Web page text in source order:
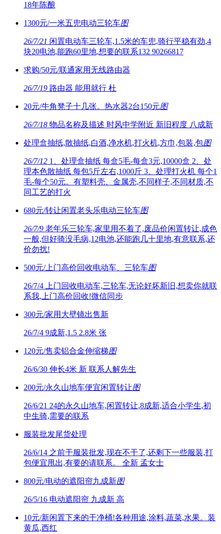
18年陈酿
1300元/一米五兜电动三轮车图
26/7/21 闲置电动车三轮车,1.5米的车兜,骑行平稳有劲,4
块20电池,能跑60里地,想要的联系132 90266817
求购/50元/联通家用无线路由器
26/7/19 路由器 能用就行 杜
20元/牛角凳子十几张。热水器2台150元图
26/7/18 物品名称及描述 时风中学附近 新旧程度 八成新
处理盒抽纸,散抽纸,白酒,净水机,打火机,方巾,包装,包图
26/7/12 1、处理盒抽纸 每盒5毛-每盒3元,10000盒 2、处
理本色散抽纸 每包5斤左右,1000斤 3、处理打火机 每个1
毛-每个50元。有塑料壳、金属壳,不同样子,不同材质,不
同工艺的打火
680元/转让闲置老头乐电动三轮车图
26/7/9 老年乐三轮车,家里用不着了,废品价闲置转让,成色
一般,但好骑没毛病,12电池,还能跑几十里地,有意联系,还
价勿扰!
500元/上门高价回收电动车、三轮车图
26/7/4 上门回收电动车,三轮车,无论好坏新旧,想卖你就联
系我,上门高价回收!微信同步
300元/家用大壁镜出售新
26/7/4 9成新,1.5 2.8米 张
120元/售卖铝合金伸缩梯图
26/6/30 伸长4米 新 联系人解先生
200元/永久山地车便宜闲置转让图
26/6/21 24的永久山地车,闲置转让,8成新,适合小学生,初
中生骑,需要的联系
服装批发尾货处理
26/6/14 之前干服装批发,现在不干了,还剩下一些服装,打
包便宜甩出,有要的请联系。 全新 孟女士
800元/电动的遮阳帘九成新图
26/5/16 电动遮阳帘 九成新 高
10元/新闲置下来的干净桶!各种用途,涂料,蔬菜,水果。装
黄瓜,西红